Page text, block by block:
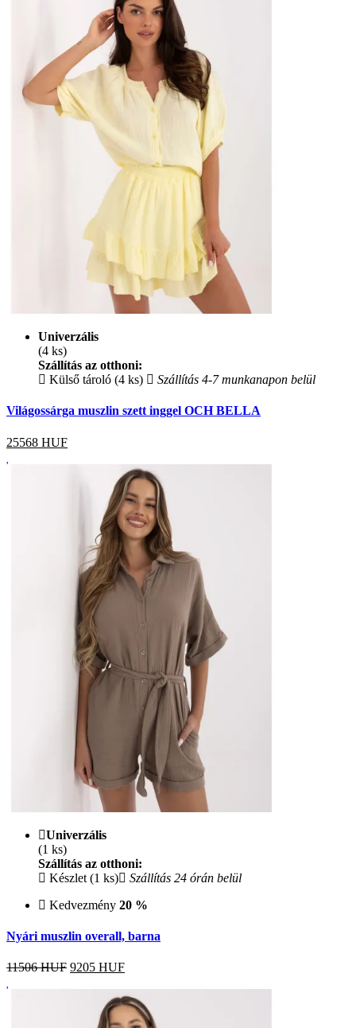
Univerzális
(4 ks)
Szállítás az otthoni:
Külső tároló (4 ks)
Szállítás 4-7 munkanapon belül
Világossárga muszlin szett inggel OCH BELLA
25568 HUF
Univerzális
(1 ks)
Szállítás az otthoni:
Készlet (1 ks)
Szállítás 24 órán belül
Kedvezmény 20 %
Nyári muszlin overall, barna
11506 HUF 9205 HUF